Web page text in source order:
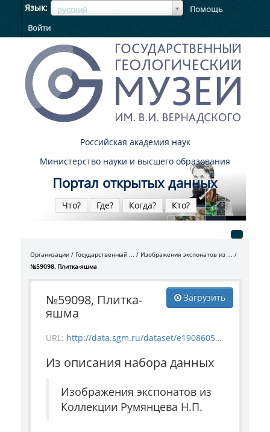
Язык русский
ЯзыкЯзык
Помощь
Войти
Российская академия наук
Министерство науки и высшего образования
Портал открытых данных
Что? Где? Когда? Кто?
Организации Государственный ...
Изображения экспонатов из ...
№59098, Плитка-яшма
Загрузить
№59098, Плитка-
яшма
URL: http://data.sgm.ru/dataset/e1908605-67c3-4add-a6a7-6c288953c91e/resource/eb44e98d-0924-4156-90a4-aa95e2703f10/download/1-1011-59098.jpg
Из описания набора данных
Изображения экспонатов из
Коллекции Румянцева Н.П.